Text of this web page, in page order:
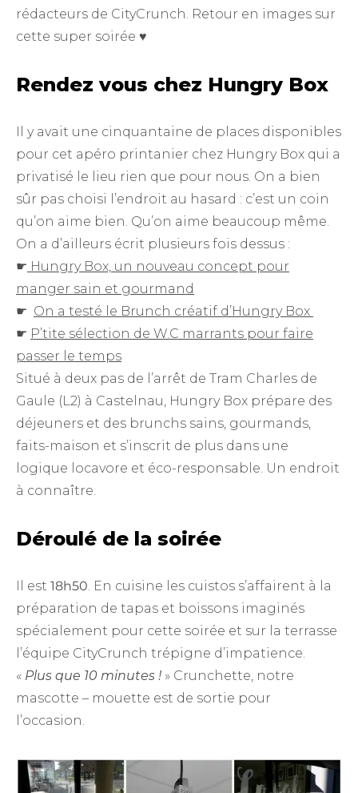
rédacteurs de CityCrunch. Retour en images sur
cette super soirée ♥
Rendez vous chez Hungry Box
Il y avait une cinquantaine de places disponibles
pour cet apéro printanier chez Hungry Box qui a
privatisé le lieu rien que pour nous. On a bien
sûr pas choisi l’endroit au hasard : c’est un coin
qu’on aime bien. Qu’on aime beaucoup même.
On a d’ailleurs écrit plusieurs fois dessus :
☛ Hungry Box, un nouveau concept pour
manger sain et gourmand
☛ On a testé le Brunch créatif d’Hungry Box
☛ P’tite sélection de W.C marrants pour faire
passer le temps
Situé à deux pas de l’arrêt de Tram Charles de
Gaule (L2) à Castelnau, Hungry Box prépare des
déjeuners et des brunchs sains, gourmands,
faits-maison et s’inscrit de plus dans une
logique locavore et éco-responsable. Un endroit
à connaître.
Déroulé de la soirée
Il est 18h50. En cuisine les cuistos s’affairent à la
préparation de tapas et boissons imaginés
spécialement pour cette soirée et sur la terrasse
l’équipe CityCrunch trépigne d’impatience.
« Plus que 10 minutes ! » Crunchette, notre
mascotte – mouette est de sortie pour
l’occasion.